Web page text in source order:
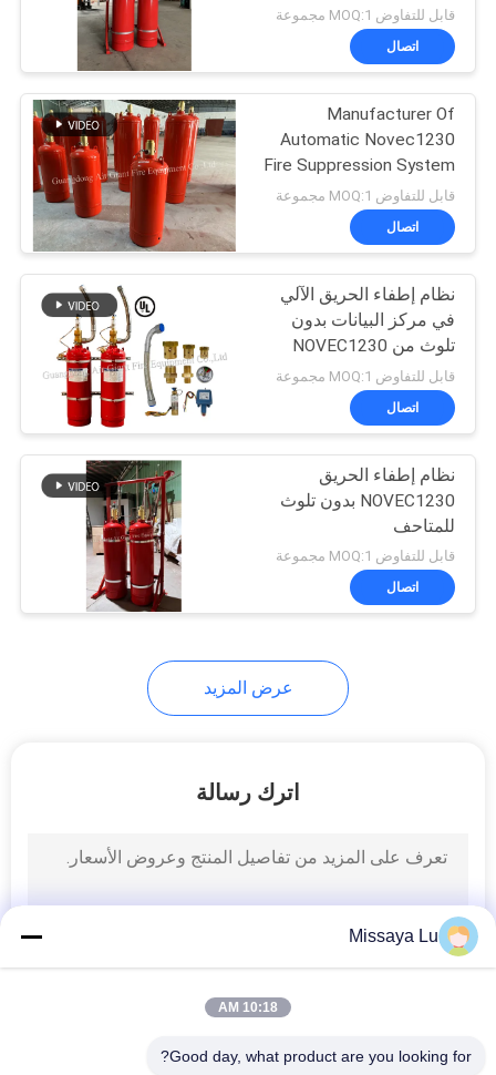
اسطوانات FM 200
67
اسطوانات Novec
1230
39
الأرجونيت
24
اسطوانات ثاني أكسيد
الكربون
قابل للتفاوض MOQ:1 مجموعة
اتصال
Manufacturer Of
Automatic Novec1230
Fire Suppression System
قابل للتفاوض MOQ:1 مجموعة
اتصال
نظام إطفاء الحريق الآلي
في مركز البيانات بدون
تلوث من NOVEC1230
قابل للتفاوض MOQ:1 مجموعة
اتصال
نظام إطفاء الحريق
NOVEC1230 بدون تلوث
للمتاحف
قابل للتفاوض MOQ:1 مجموعة
اتصال
عرض المزيد
اترك رسالة
Missaya Lu
10:18 AM
Good day, what product are you looking for?